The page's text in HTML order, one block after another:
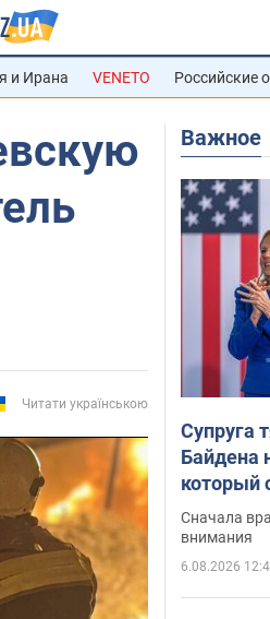
и Ирана VENETO Российские
Читати українською
Важное
Супруга
Байдена
который
Сначала
внимания
6.08.2026